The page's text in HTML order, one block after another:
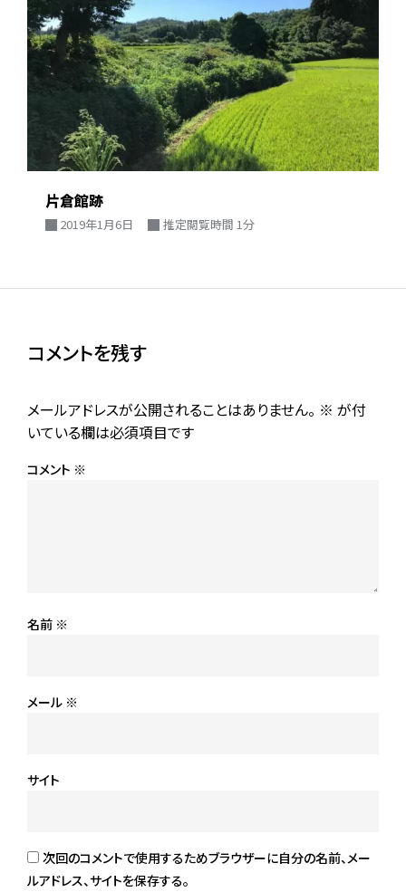
片倉館跡
2019年1月6日 推定閲覧時間 1分
コメントを残す
メールアドレスが公開されることはありません。 ※ が付
いている欄は必須項目です
コメント ※
名前 ※
メール ※
サイト
次回のコメントで使用するためブラウザーに自分の名前、メー
ルアドレス、サイトを保存する。